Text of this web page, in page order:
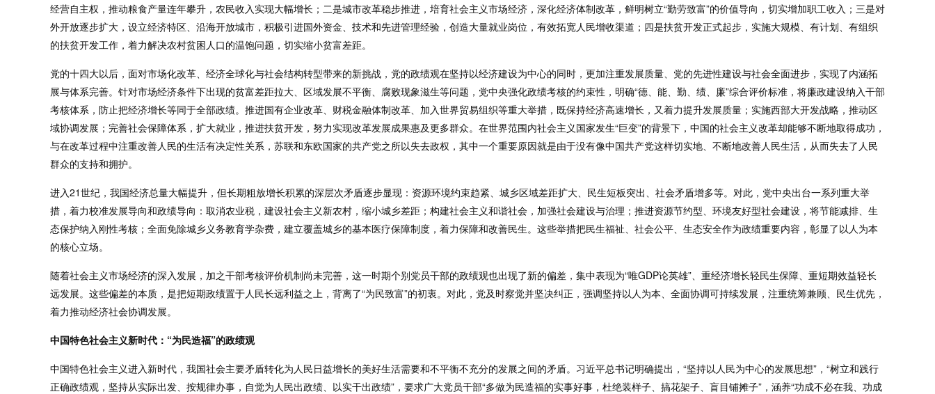
经营自主权，推动粮食产量连年攀升，农民收入实现大幅增长；二是城市改革稳步推进，培育社会主义市场经济，深化经济体制改革，鲜明树立“勤劳致富”的价值导向，切实增加职工收入；三是对
外开放逐步扩大，设立经济特区、沿海开放城市，积极引进国外资金、技术和先进管理经验，创造大量就业岗位，有效拓宽人民增收渠道；四是扶贫开发正式起步，实施大规模、有计划、有组织
的扶贫开发工作，着力解决农村贫困人口的温饱问题，切实缩小贫富差距。
党的十四大以后，面对市场化改革、经济全球化与社会结构转型带来的新挑战，党的政绩观在坚持以经济建设为中心的同时，更加注重发展质量、党的先进性建设与社会全面进步，实现了内涵拓
展与体系完善。针对市场经济条件下出现的贫富差距拉大、区域发展不平衡、腐败现象滋生等问题，党中央强化政绩考核的约束性，明确“德、能、勤、绩、廉”综合评价标准，将廉政建设纳入干部
考核体系，防止把经济增长等同于全部政绩。推进国有企业改革、财税金融体制改革、加入世界贸易组织等重大举措，既保持经济高速增长，又着力提升发展质量；实施西部大开发战略，推动区
域协调发展；完善社会保障体系，扩大就业，推进扶贫开发，努力实现改革发展成果惠及更多群众。在世界范围内社会主义国家发生“巨变”的背景下，中国的社会主义改革却能够不断地取得成功，
与在改革过程中注重改善人民的生活有决定性关系，苏联和东欧国家的共产党之所以失去政权，其中一个重要原因就是由于没有像中国共产党这样切实地、不断地改善人民生活，从而失去了人民
群众的支持和拥护。
进入21世纪，我国经济总量大幅提升，但长期粗放增长积累的深层次矛盾逐步显现：资源环境约束趋紧、城乡区域差距扩大、民生短板突出、社会矛盾增多等。对此，党中央出台一系列重大举
措，着力校准发展导向和政绩导向：取消农业税，建设社会主义新农村，缩小城乡差距；构建社会主义和谐社会，加强社会建设与治理；推进资源节约型、环境友好型社会建设，将节能减排、生
态保护纳入刚性考核；全面免除城乡义务教育学杂费，建立覆盖城乡的基本医疗保障制度，着力保障和改善民生。这些举措把民生福祉、社会公平、生态安全作为政绩重要内容，彰显了以人为本
的核心立场。
随着社会主义市场经济的深入发展，加之干部考核评价机制尚未完善，这一时期个别党员干部的政绩观也出现了新的偏差，集中表现为“唯GDP论英雄”、重经济增长轻民生保障、重短期效益轻长
远发展。这些偏差的本质，是把短期政绩置于人民长远利益之上，背离了“为民致富”的初衷。对此，党及时察觉并坚决纠正，强调坚持以人为本、全面协调可持续发展，注重统筹兼顾、民生优先，
着力推动经济社会协调发展。
中国特色社会主义新时代：“为民造福”的政绩观
中国特色社会主义进入新时代，我国社会主要矛盾转化为人民日益增长的美好生活需要和不平衡不充分的发展之间的矛盾。习近平总书记明确提出，“坚持以人民为中心的发展思想”，“树立和践行
正确政绩观，坚持从实际出发、按规律办事，自觉为人民出政绩、以实干出政绩”，要求广大党员干部“多做为民造福的实事好事，杜绝装样子、搞花架子、盲目铺摊子”，涵养“功成不必在我、功成